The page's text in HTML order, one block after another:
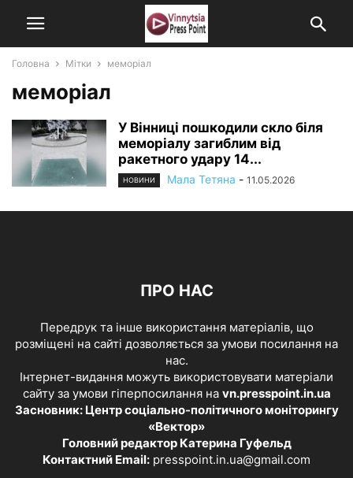
Головна Мітки меморіал
меморіал
У Вінниці пошкодили скло біля
меморіалу загиблим від
ракетного удару 14...
НОВИНИ Мала Тетяна - 11.05.2026
ПРО НАС
Передрук та інше використання матеріалів, що
розміщені на сайті дозволяється за умови посилання на
нас.
Інтернет-видання можуть використовувати матеріали
сайту за умови гіперпосилання на vn.presspoint.in.ua
Засновник: Центр соціально-політичного моніторингу
«Вектор»
Головний редактор Катерина Гуфельд
Контактний Email: presspoint.in.ua@gmail.com